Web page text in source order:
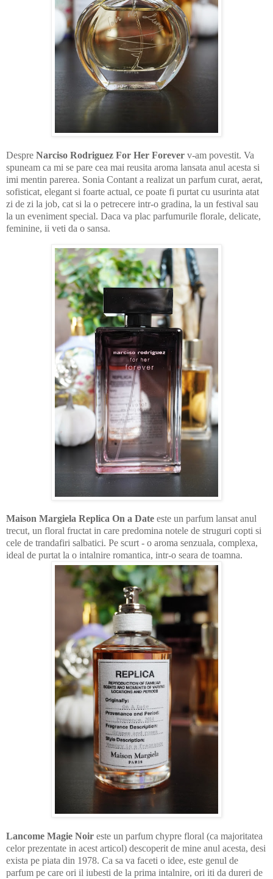
Despre Narciso Rodriguez For Her Forever v-am povestit. Va
spuneam ca mi se pare cea mai reusita aroma lansata anul acesta si
imi mentin parerea. Sonia Contant a realizat un parfum curat, aerat,
sofisticat, elegant si foarte actual, ce poate fi purtat cu usurinta atat
zi de zi la job, cat si la o petrecere intr-o gradina, la un festival sau
la un eveniment special. Daca va plac parfumurile florale, delicate,
feminine, ii veti da o sansa.
Maison Margiela Replica On a Date este un parfum lansat anul
trecut, un floral fructat in care predomina notele de struguri copti si
cele de trandafiri salbatici. Pe scurt - o aroma senzuala, complexa,
ideal de purtat la o intalnire romantica, intr-o seara de toamna.
Lancome Magie Noir este un parfum chypre floral (ca majoritatea
celor prezentate in acest articol) descoperit de mine anul acesta, desi
exista pe piata din 1978. Ca sa va faceti o idee, este genul de
parfum pe care ori il iubesti de la prima intalnire, ori iti da dureri de